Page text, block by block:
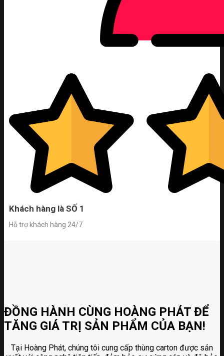
Khách hàng là SỐ 1
Hỗ trợ khách hàng 24/7
ĐỒNG HÀNH CÙNG HOÀNG PHÁT ĐỂ
TĂNG GIÁ TRỊ SẢN PHẨM CỦA BẠN!
Tại Hoàng Phát, chúng tôi cung cấp thùng carton được sản